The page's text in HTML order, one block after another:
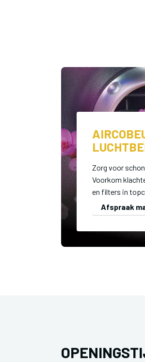
Zorg voor
Voorkom
en filters in
Afspraak